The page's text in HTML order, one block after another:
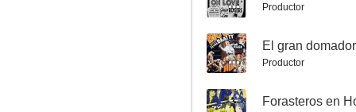
Let's Be Ritzy
Productor
-- El gran domador
Productor
-- Forasteros en